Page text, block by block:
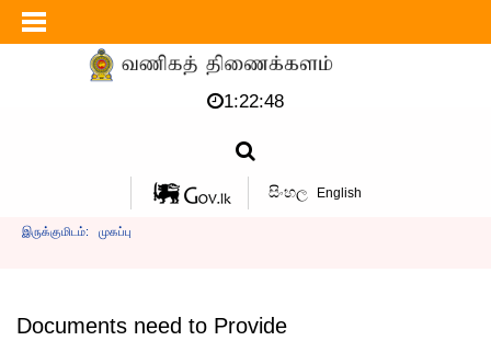
1:22:48
සිංහල English
இருக்குமிடம்: முகப்பு
Documents need to Provide